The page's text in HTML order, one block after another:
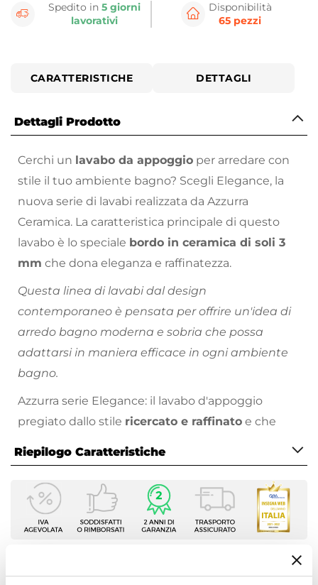
Spedito in5 giorni
lavorativi
Disponibilità
65 pezzi
CARATTERISTICHE DETTAGLI
Dettagli Prodotto
Cerchi un lavabo da appoggio per arredare con
stile il tuo ambiente bagno? Scegli Elegance, la
nuova serie di lavabi realizzata da Azzurra
Ceramica. La caratteristica principale di questo
lavabo è lo speciale bordo in ceramica di soli 3
mm che dona eleganza e raffinatezza.
Questa linea di lavabi dal design
contemporaneo è pensata per offrire un'idea di
arredo bagno moderna e sobria che possa
adattarsi in maniera efficace in ogni ambiente
bagno.
Azzurra serie Elegance: il lavabo d'appoggio
pregiato dallo stile ricercato e raffinato e che
non solo elegante e pregiato, ma anche molto
comodo e pratico.
Riepilogo Caratteristiche
Caratteristiche
Larghezza
60 cm
Ti suggeriamo anche